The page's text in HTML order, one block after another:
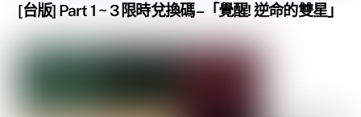
[台版] Part 1 ~ 3 限時兌換碼 –「覺醒! 逆命的雙星」